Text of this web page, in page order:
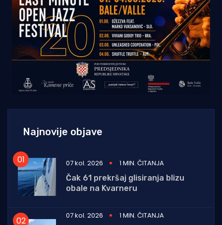
Najnovije objave
07 kol. 2026
1 MIN. ČITANJA
Čak 61 prekršaj glisiranja blizu
obale na Kvarneru
07 kol. 2026
1 MIN. ČITANJA